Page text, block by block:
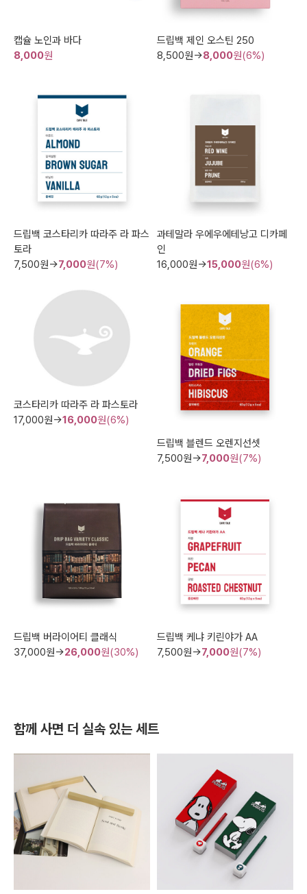
캡슐 노인과 바다
8,000원
드립백 제인 오스틴 250
8,500원→8,000원(6%)
드립백 코스타리카 따라주 라 파스
토라
7,500원→7,000원(7%)
과테말라 우에우에테낭고 디카페
인
16,000원→15,000원(6%)
코스타리카 따라주 라 파스토라
17,000원→16,000원(6%)
드립백 블렌드 오렌지선셋
7,500원→7,000원(7%)
드립백 버라이어티 클래식
37,000원→26,000원(30%)
드립백 케냐 키린야가 AA
7,500원→7,000원(7%)
함께 사면 더 실속 있는 세트